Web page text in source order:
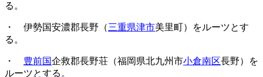
る。
・ 伊勢国安濃郡長野（三重県津市美里町）をルーツとす
る。
・ 豊前国企救郡長野荘（福岡県北九州市小倉南区長野）を
ルーツとする。